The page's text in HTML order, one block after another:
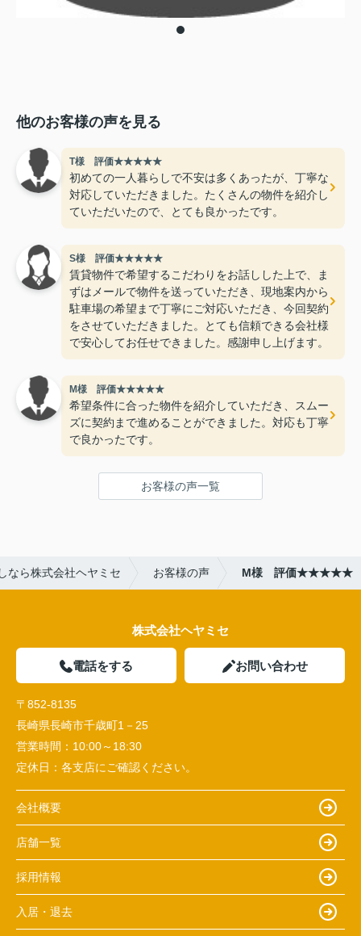
他のお客様の声を見る
T様 評価★★★★★
初めての一人暮らしで不安は多くあったが、丁寧な
対応していただきました。たくさんの物件を紹介し
ていただいたので、とても良かったです。
S様 評価★★★★★
賃貸物件で希望するこだわりをお話しした上で、ま
ずはメールで物件を送っていただき、現地案内から
駐車場の希望まで丁寧にご対応いただき、今回契約
をさせていただきました。とても信頼できる会社様
で安心してお任せできました。感謝申し上げます。
M様 評価★★★★★
希望条件に合った物件を紹介していただき、スムー
ズに契約まで進めることができました。対応も丁寧
で良かったです。
お客様の声一覧
なら株式会社ヘヤミセ お客様の声 M様 評価★★★★★
株式会社ヘヤミセ
電話をする お問い合わせ
〒852-8135
長崎県長崎市千歳町1－25
営業時間： 10:00～18:30
定休日： 各支店にご確認ください。
会社概要
店舗一覧
採用情報
入居・退去